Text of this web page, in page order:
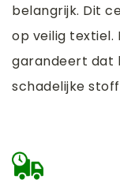
belangrijk. Dit
op veilig textiel.
garandeert dat
schadelijke